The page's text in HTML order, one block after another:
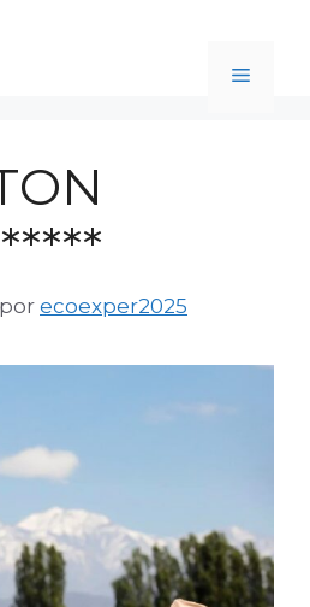
Menú
por ecoexper2025